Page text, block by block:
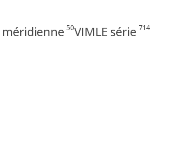
50VIMLE série 714